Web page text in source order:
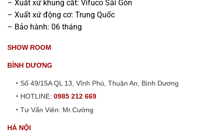
– Xuất xứ khung cắt: Vifuco Sài Gòn
– Xuất xứ động cơ: Trung Quốc
– Bảo hành: 06 tháng
SHOW ROOM
BÌNH DƯƠNG
‣ Số 49/15A QL 13, Vĩnh Phú, Thuận An, Bình Dương
‣ HOTLINE:0985 212 669
‣ Tư Vấn Viên: Mr.Cường
HÀ NỘI